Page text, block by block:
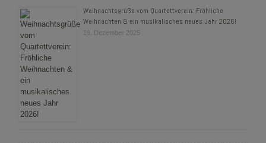
Weihnachtsgrüße vom Quartettverein: Fröhliche
Weihnachten & ein musikalisches neues Jahr 2026!
19. Dezember 2025